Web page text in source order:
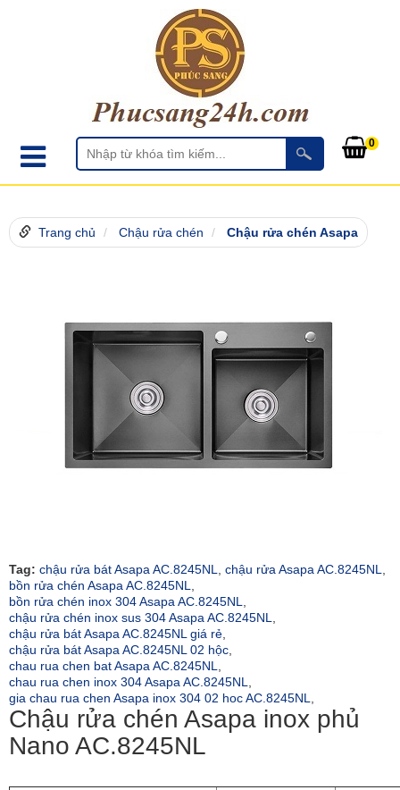
0
Trang chủ Chậu rửa chén Chậu rửa chén Asapa
Tag: chậu rửa bát Asapa AC.8245NL chậu rửa Asapa AC.8245NL
bồn rửa chén Asapa AC.8245NL
bồn rửa chén inox 304 Asapa AC.8245NL
chậu rửa chén inox sus 304 Asapa AC.8245NL
chậu rửa bát Asapa AC.8245NL giá rẻ
chậu rửa bát Asapa AC.8245NL 02 hộc
chau rua chen bat Asapa AC.8245NL
chau rua chen inox 304 Asapa AC.8245NL
gia chau rua chen Asapa inox 304 02 hoc AC.8245NL
Chậu rửa chén Asapa inox phủ
Nano AC.8245NL